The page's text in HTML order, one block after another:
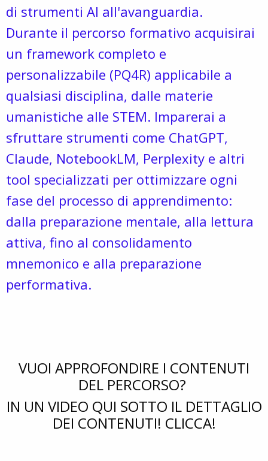
di strumenti AI all'avanguardia.
Durante il percorso formativo acquisirai
un framework completo e
personalizzabile (PQ4R) applicabile a
qualsiasi disciplina, dalle materie
umanistiche alle STEM. Imparerai a
sfruttare strumenti come ChatGPT,
Claude, NotebookLM, Perplexity e altri
tool specializzati per ottimizzare ogni
fase del processo di apprendimento:
dalla preparazione mentale, alla lettura
attiva, fino al consolidamento
mnemonico e alla preparazione
performativa.
VUOI APPROFONDIRE I CONTENUTI
DEL PERCORSO?
IN UN VIDEO QUI SOTTO IL DETTAGLIO
DEI CONTENUTI! CLICCA!